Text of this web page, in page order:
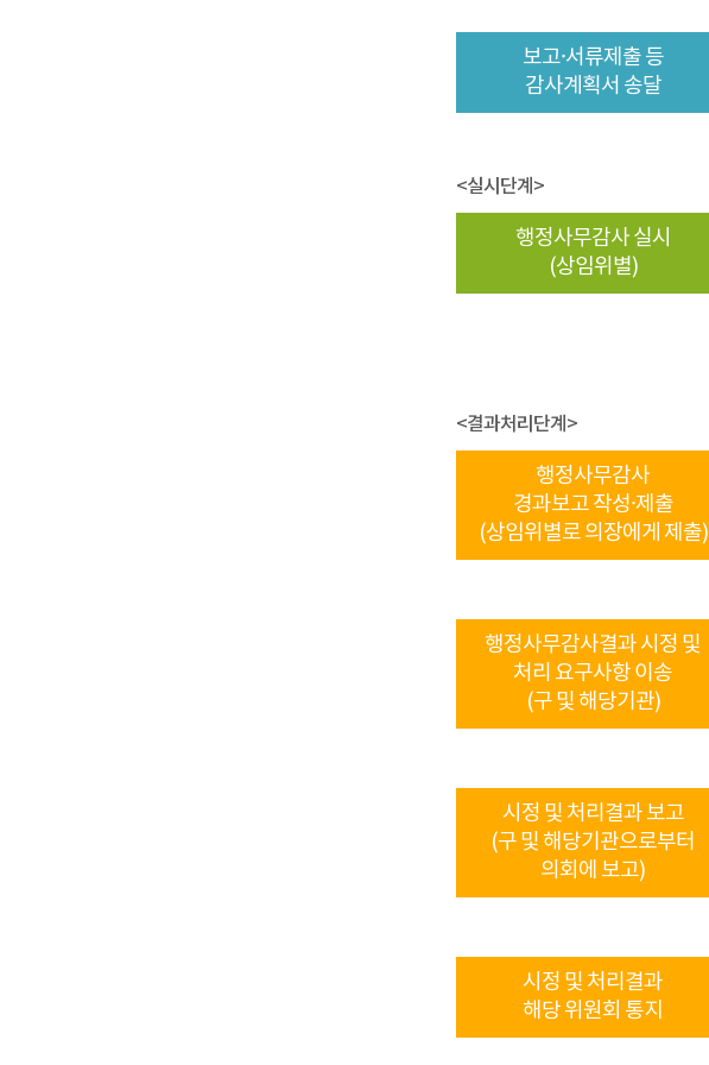
보고·서류제출 등
감사계획서 송달
<실시단계>
행정사무감사 실시
(상임위별)
<결과처리단계>
행정사무감사
경과보고 작성·제출
(상임위별로 의장에게 제출)
행정사무감사결과 시정 및
처리 요구사항 이송
(구 및 해당기관)
시정 및 처리결과 보고
(구 및 해당기관으로부터
의회에 보고)
시정 및 처리결과
해당 위원회 통지